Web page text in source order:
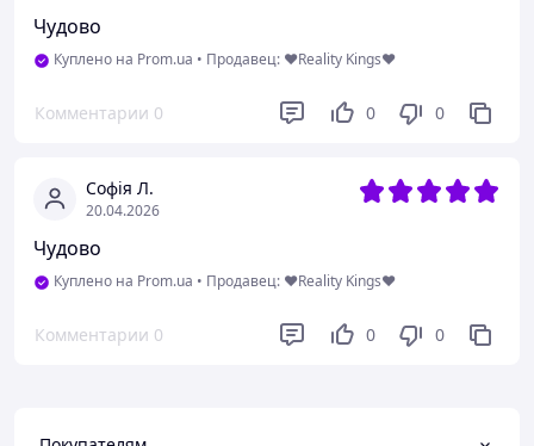
Чудово
Куплено на Prom.ua • Продавец: ❤️Reality Kings❤️
Комментарии 0 0 0
Софія Л.
20.04.2026
Чудово
Куплено на Prom.ua • Продавец: ❤️Reality Kings❤️
Комментарии 0 0 0